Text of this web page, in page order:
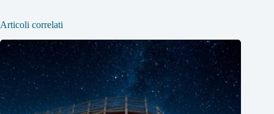
Articoli correlati